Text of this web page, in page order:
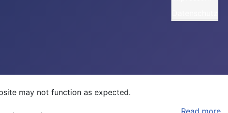
may not function as expected.